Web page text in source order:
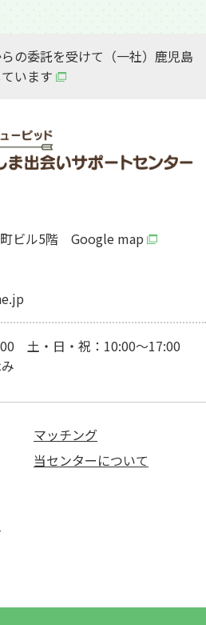
の委託を受けて（一社）鹿児島
います
ビル5階 Google map
土・日・祝：10:00～17:00
マッチング
当センターについて